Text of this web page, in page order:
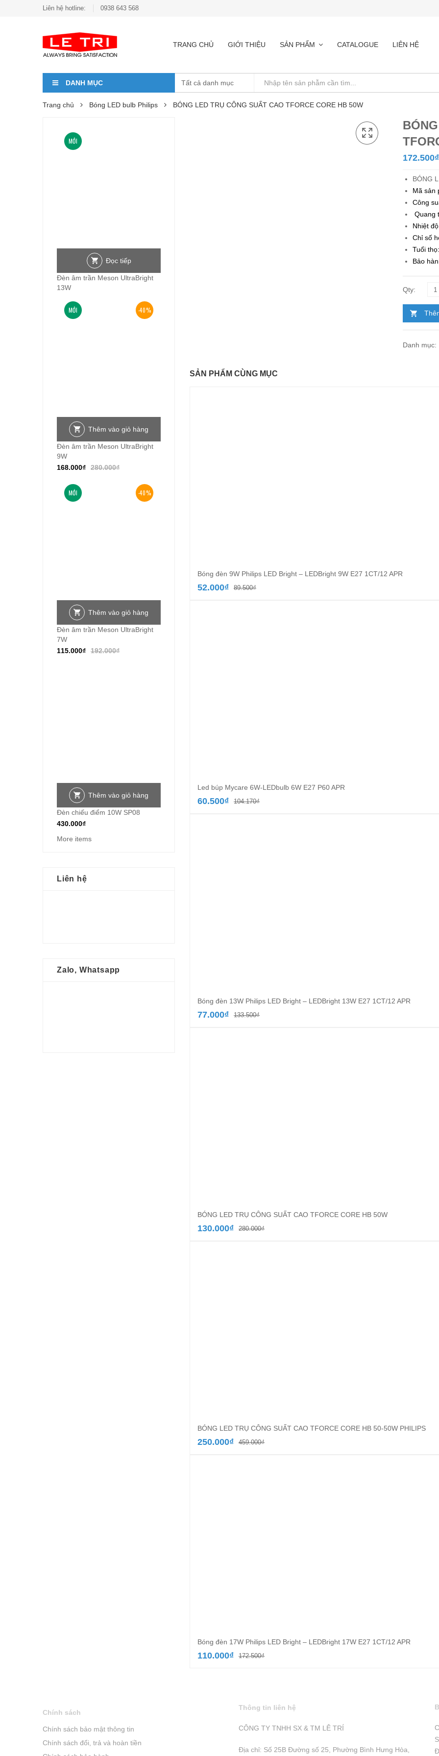
Liên hệ hotline: 0938 643 568
TRANG CHỦ GIỚI THIỆU SẢN PHẨM CATALOGUE LIÊN HỆ
DANH MỤC
Trang chủ Bóng LED bulb Philips BÓNG LED TRỤ CÔNG SUẤT CAO TFORCE CORE HB 50W
172.500₫
BÓNG
Mã sản
Công
Quang
Nhiệt
Chỉ số
Tuổi
Bảo
Danh mục:
SẢN PHẨM CÙNG MỤC
Bóng đèn 9W Philips LED Bright – LEDBright 9W E27 1CT/12 APR
89.500₫Giá
52.000₫
Giá
Led búp Mycare 6W-LEDbulb 6W E27 P60 APR
104.170₫Giá
60.500₫
Giá
Bóng đèn 13W Philips LED Bright – LEDBright 13W E27 1CT/12 APR
133.500₫Giá
77.000₫
Giá
BÓNG LED TRỤ CÔNG SUẤT CAO TFORCE CORE HB 50W
280.000₫Giá
130.000₫
Giá
BÓNG LED TRỤ CÔNG SUẤT CAO TFORCE CORE HB 50-50W PHILIPS
459.000₫Giá
250.000₫
Giá
Bóng đèn 17W Philips LED Bright – LEDBright 17W E27 1CT/12 APR
172.500₫Giá
110.000₫
Giá
MỚI
Đọc tiếp
Đèn âm trần Meson UltraBright
13W
-40%
MỚI
Thêm vào giỏ hàng
Đèn âm trần Meson UltraBright
9W
280.000₫
168.000₫
-40%
MỚI
Thêm vào giỏ hàng
Đèn âm trần Meson UltraBright
7W
192.000₫
115.000₫
Thêm vào giỏ hàng
Đèn chiếu điểm 10W SP08
430.000₫
More items
Liên hệ
Zalo, Whatsapp
Chính sách
Chính sách bảo mật thông tin
Chính sách đổi, trả và hoàn tiền
Thông tin liên hệ
CÔNG TY TNHH SX & TM LÊ TRÍ
Địa chỉ: Số 25B Đường số 25, Phường Bình Hưng Hòa,